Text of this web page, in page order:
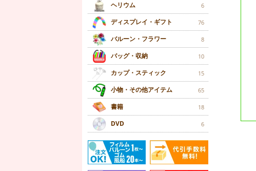
ヘリウム 6
ディスプレイ・ギフト 76
バルーン・フラワー 8
バッグ・収納 10
カップ・スティック 15
小物・その他アイテム 65
書籍 18
DVD 6